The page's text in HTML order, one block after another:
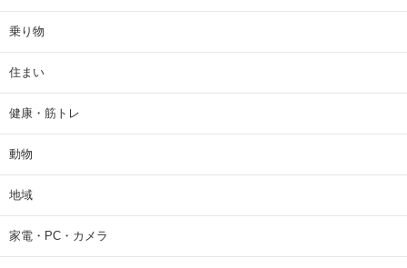
乗り物
住まい
健康・筋トレ
動物
地域
家電・PC・カメラ